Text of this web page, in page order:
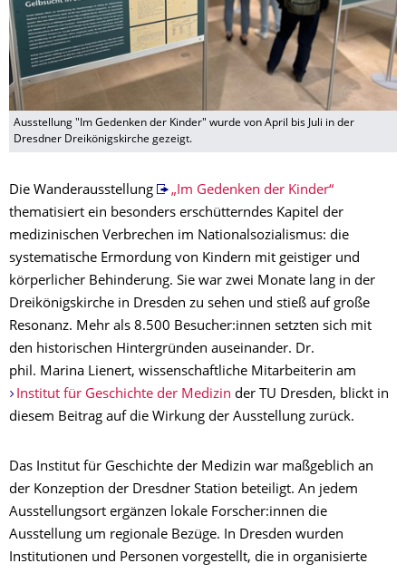
Ausstellung "Im Gedenken der Kinder" wurde von April bis Juli in der
Dresdner Dreikönigskirche gezeigt.
Die Wanderausstellung
„Im Gedenken der Kinder“
thematisiert ein besonders erschütterndes Kapitel der
medizinischen Verbrechen im Nationalsozialismus: die
systematische Ermordung von Kindern mit geistiger und
körperlicher Behinderung. Sie war zwei Monate lang in der
Dreikönigskirche in Dresden zu sehen und stieß auf große
Resonanz. Mehr als 8.500 Besucher:innen setzten sich mit
den historischen Hintergründen auseinander. Dr.
phil. Marina Lienert, wissenschaftliche Mitarbeiterin am
Institut für Geschichte der Medizin der TU Dresden, blickt in
diesem Beitrag auf die Wirkung der Ausstellung zurück.
Das Institut für Geschichte der Medizin war maßgeblich an
der Konzeption der Dresdner Station beteiligt. An jedem
Ausstellungsort ergänzen lokale Forscher:innen die
Ausstellung um regionale Bezüge. In Dresden wurden
Institutionen und Personen vorgestellt, die in organisierte